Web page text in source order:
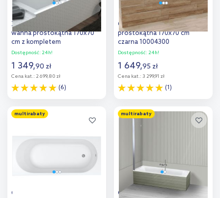
Zestaw Oltens Langfoss
wanna prostokątna 170x70
cm z kompletem
odpływowo-przelewowym
Dostępność: 24h!
1 349,90 zł
Cena kat.: 2 699,80 zł
(6)
Dodaj do
porównania
Oltens Langfoss wanna
prostokątna 170x70 cm
czarna 10004300
Dostępność: 24h!
1 649,95 zł
Cena kat.: 3 299,91 zł
(1)
Dodaj do
multirabaty
Oltens Lykke wanna
multirabaty
Oltens Lykke Sela zestaw